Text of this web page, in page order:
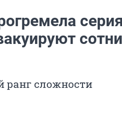
сотни
сложности